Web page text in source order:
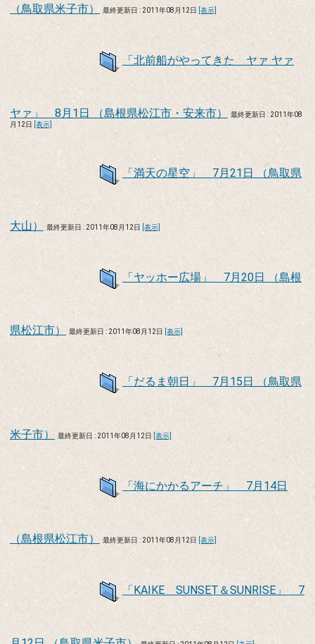
（鳥取県米子市） 最終更新日 : 2011年08月12日 [表示]
「北前船がやってきた ヤァ ヤァ
ヤァ」 8月1日 （島根県松江市・安来市）
最終更新日 : 2011年08
月12日 [表示]
「満天の星空」 7月21日 （鳥取県
大山） 最終更新日 : 2011年08月12日 [表示]
「ヤッホー広場」 7月20日 （島根
県松江市） 最終更新日 : 2011年08月12日 [表示]
「だるま朝日」 7月15日 （鳥取県
米子市） 最終更新日 : 2011年08月12日 [表示]
「海にかかるアーチ」 7月14日
（島根県松江市） 最終更新日 : 2011年08月12日 [表示]
「KAIKE SUNSET＆SUNRISE」 7